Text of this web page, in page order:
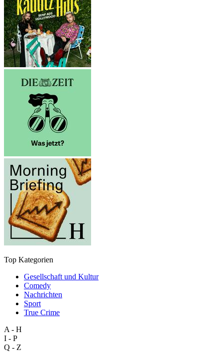
Top Kategorien
Gesellschaft und Kultur
Comedy
Nachrichten
Sport
True Crime
A - H
I - P
Q - Z